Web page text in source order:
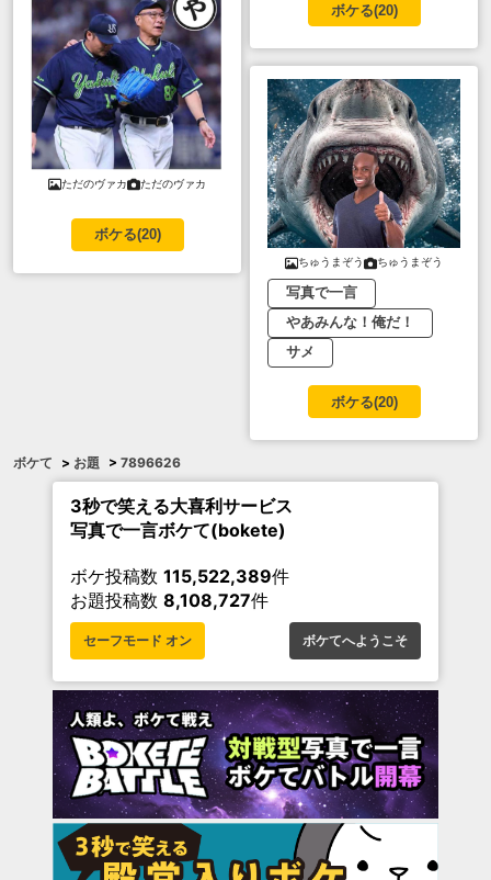
ただのヴァカ ただのヴァカ
ボケる(20)
ボケる(20)
ちゅうまぞう ちゅうまぞう
写真で一言
やあみんな！俺だ！
サメ
ボケる(20)
ボケて > お題 > 7896626
3秒で笑える大喜利サービス
写真で一言ボケて(bokete)
ボケ投稿数 115,522,389件
お題投稿数 8,108,727件
セーフモード オン ボケてへようこそ